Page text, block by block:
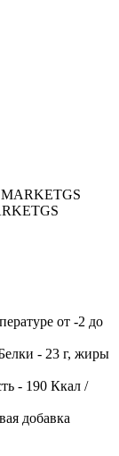
MARKETGS
GS
от -2 до
- 23 г, жиры
- 190 Ккал /
добавка